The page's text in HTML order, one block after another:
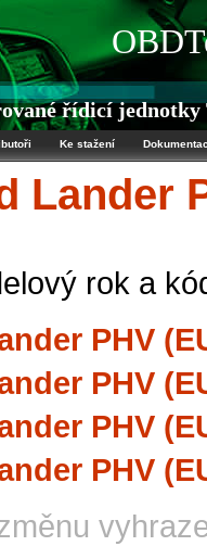
řídicí jednotky
Ke stažení
Lander
rok a
PHV
PHV
PHV
PHV